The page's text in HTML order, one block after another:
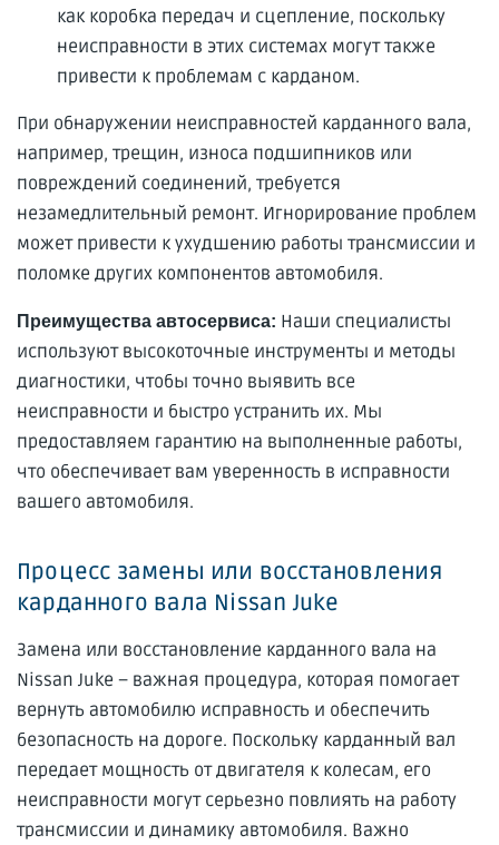
как коробка передач и сцепление, поскольку
неисправности в этих системах могут также
привести к проблемам с карданом.
При обнаружении неисправностей карданного вала,
например, трещин, износа подшипников или
повреждений соединений, требуется
незамедлительный ремонт. Игнорирование проблем
может привести к ухудшению работы трансмиссии и
поломке других компонентов автомобиля.
Преимущества автосервиса: Наши специалисты
используют высокоточные инструменты и методы
диагностики, чтобы точно выявить все
неисправности и быстро устранить их. Мы
предоставляем гарантию на выполненные работы,
что обеспечивает вам уверенность в исправности
вашего автомобиля.
Процесс замены или восстановления
карданного вала Nissan Juke
Замена или восстановление карданного вала на
Nissan Juke – важная процедура, которая помогает
вернуть автомобилю исправность и обеспечить
безопасность на дороге. Поскольку карданный вал
передает мощность от двигателя к колесам, его
неисправности могут серьезно повлиять на работу
трансмиссии и динамику автомобиля. Важно